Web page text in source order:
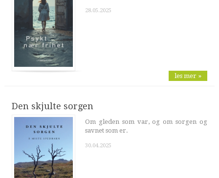
28.05.2025
les mer »
Den skjulte sorgen
Om gleden som var, og om sorgen og
savnet som er.
30.04.2025